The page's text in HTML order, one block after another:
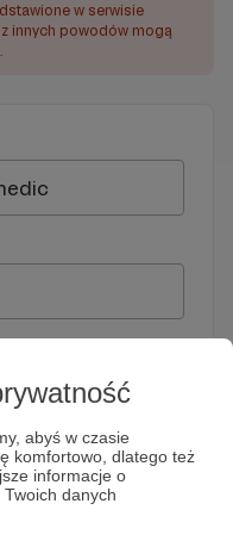
abyś w czasie
komfortowo, dlatego też
informacje o
danych
w serwisie
innych powodów mogą